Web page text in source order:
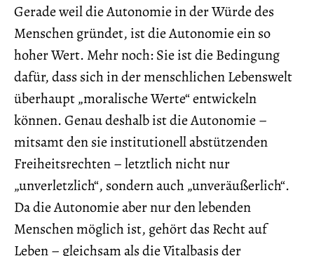
Gerade weil die Autonomie in der Würde des
Menschen gründet, ist die Autonomie ein so
hoher Wert. Mehr noch: Sie ist die Bedingung
dafür, dass sich in der menschlichen Lebenswelt
überhaupt „moralische Werte“ entwickeln
können. Genau deshalb ist die Autonomie –
mitsamt den sie institutionell abstützenden
Freiheitsrechten – letztlich nicht nur
„unverletzlich“, sondern auch „unveräußerlich“.
Da die Autonomie aber nur den lebenden
Menschen möglich ist, gehört das Recht auf
Leben – gleichsam als die Vitalbasis der